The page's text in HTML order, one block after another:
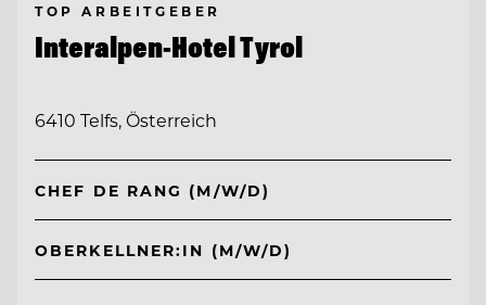
TOP ARBEITGEBER
Interalpen-Hotel Tyrol
6410 Telfs, Österreich
CHEF DE RANG (M/W/D)
OBERKELLNER:IN (M/W/D)